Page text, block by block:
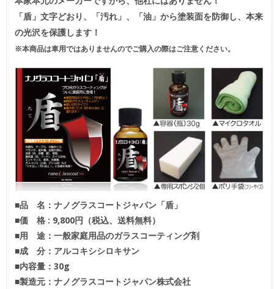
「盾」文字どおり、「汚れ」、「油」から塗装面を防御し、本来
の光沢を保護します！
※本商品は車用ではありませんのでご購入の際はご注意ください。
■品 名：ナノグラスコートジャパン「盾」
■価 格 : 9,800円（税込、送料無料）
■用 途：一般家庭用品のガラスコーティング剤
■成 分：アルコキシシロキサン
■内容量：30g
■製造元：ナノグラスコートジャパン株式会社